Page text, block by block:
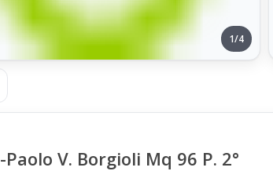
1/4
V. Borgioli Mq 96 P. 2°